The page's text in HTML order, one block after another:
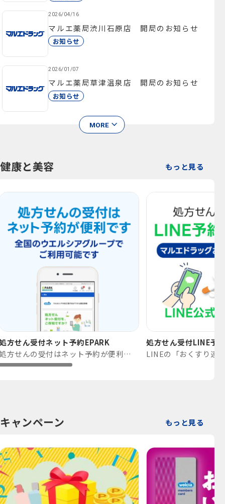
2026/04/16
マルエ薬局渋川石原店 開局のお知らせ
お知らせ
2026/01/07
マルエ薬局草津温泉店 開局のお知らせ
お知らせ
MORE
健康と美容 もっと見る
方せん受付ネット予約EPARK
処方せんの受付はネット予約が便利です。
処方せん受付LINE予
キャンペーン もっと見る